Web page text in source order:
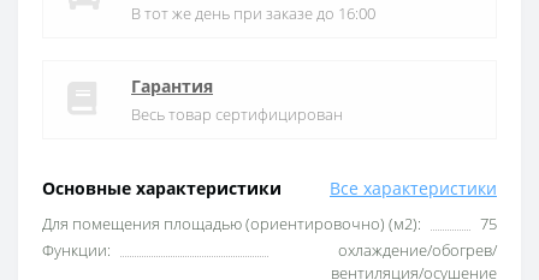
Основные характеристики Все характеристики
Для помещения площадью (ориентировочно) (м2):
75
Функции:
охлаждение/обогрев/
вентиляция/осушение
В тот же день при заказе до 16:00
Гарантия
Весь товар сертифицирован